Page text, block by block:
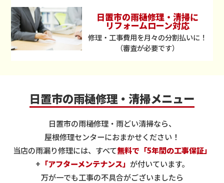
日置市の雨樋修理・清掃に
リフォームローン対応
修理・工事費用を月々の分割払いに！
（審査が必要です）
日置市の雨樋修理・清掃メニュー
日置市の雨樋修理・雨どい清掃なら、
屋根修理センターにおまかせください！
当店の雨漏り修理には、すべて無料で「5年間の工事保証」
+ 「アフターメンテナンス」 が付いています。
万が一でも工事の不具合がございましたら